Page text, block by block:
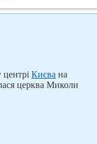
Києва на
церква Миколи